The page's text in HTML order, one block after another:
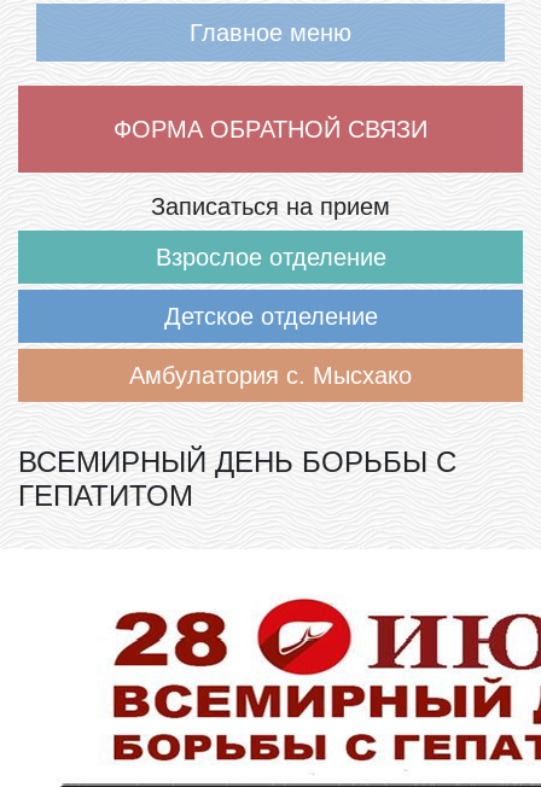
Главное меню
ФОРМА ОБРАТНОЙ СВЯЗИ
Записаться на прием
Взрослое отделение
Детское отделение
Амбулатория с. Мысхако
ВСЕМИРНЫЙ ДЕНЬ БОРЬБЫ С
ГЕПАТИТОМ